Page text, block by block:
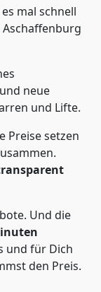
mal schnell
neue
und Lifte.
Preise setzen
Und die
und für Dich
den Preis.